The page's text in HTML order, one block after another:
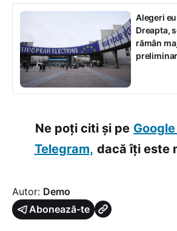
Alegeri
Dreapta,
rămân
Ne poți citi și pe
Telegram, dacă îți este
Autor: Demo
Abonează-te